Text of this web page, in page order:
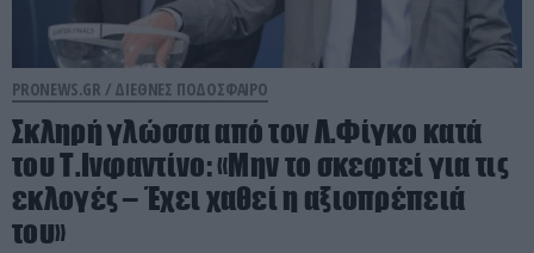
PRONEWS.GR / ΔΙΕΘΝΕΣ ΠΟΔΟΣΦΑΙΡΟ
Σκληρή γλώσσα από τον Λ.Φίγκο κατά
του Τ.Ινφαντίνο: «Μην το σκεφτεί για τις
εκλογές – Έχει χαθεί η αξιοπρέπειά
του»